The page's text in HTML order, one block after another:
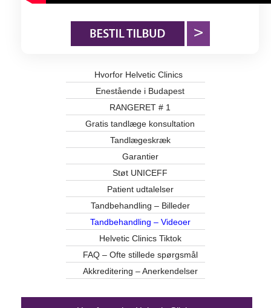
Hvorfor Helvetic Clinics
Enestående i Budapest
RANGERET # 1
Gratis tandlæge konsultation
Tandlægeskræk
Garantier
Støt UNICEFF
Patient udtalelser
Tandbehandling – Billeder
Tandbehandling – Videoer
Helvetic Clinics Tiktok
FAQ – Ofte stillede spørgsmål
Akkreditering – Anerkendelser